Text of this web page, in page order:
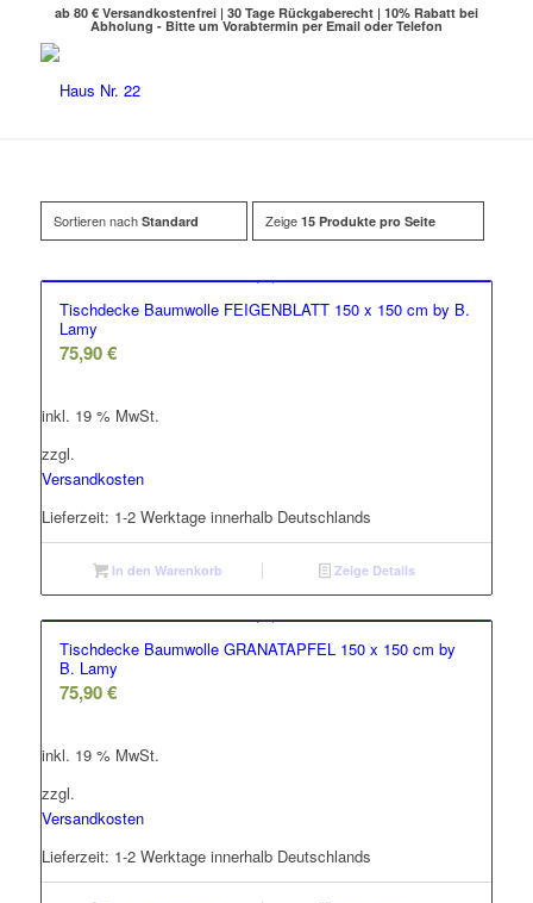
ab 80 € Versandkostenfrei | 30 Tage Rückgaberecht | 10% Rabatt bei
Abholung - Bitte um Vorabtermin per Email oder Telefon
Sortieren nach Standard Zeige 15 Produkte pro Seite
Tischdecke Baumwolle FEIGENBLATT 150 x 150 cm by B.
Lamy
75,90€
inkl. 19 % MwSt.
zzgl.
Versandkosten
Lieferzeit: 1-2 Werktage innerhalb Deutschlands
In den Warenkorb Zeige Details
Tischdecke Baumwolle GRANATAPFEL 150 x 150 cm by
B. Lamy
75,90€
inkl. 19 % MwSt.
zzgl.
Versandkosten
Lieferzeit: 1-2 Werktage innerhalb Deutschlands